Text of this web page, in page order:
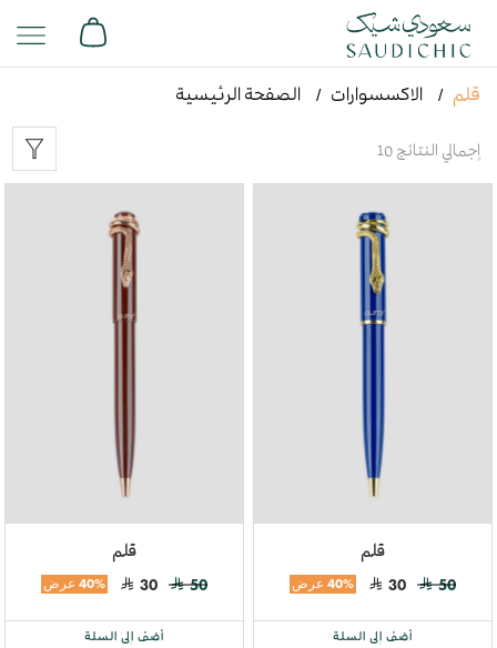
قلم الاكسسوارات الصفحة الرئيسية
إجمالي النتائج 10
قلم
50
30 40% عرض
أضف إلى السلة
قلم
50
30 40% عرض
أضف إلى السلة